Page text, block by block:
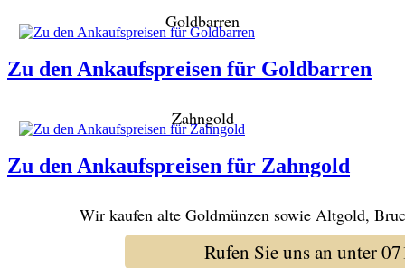
Goldbarren
Zu den Ankaufspreisen für Goldbarren
Zahngold
Zu den Ankaufspreisen für Zahngold
Wir kaufen alte Goldmünzen sowie Altgold,
Rufen Sie uns an unter